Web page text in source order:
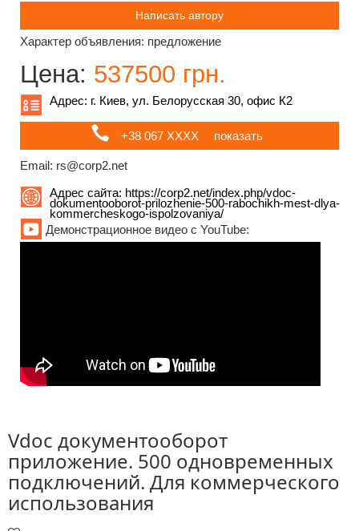
Написать автору
Характер объявления: предложение
Цена: 537500 грн.
Адрес: г. Киев, ул. Белорусская 30, офис К2
+38 067 ХХХХ показать
Email: rs@corp2.net
Адрес сайта: https://corp2.net/index.php/vdoc-
dokumentooborot-prilozhenie-500-rabochikh-mest-dlya-
kommercheskogo-ispolzovaniya/
Демонстрационное видео с YouTube:
Vdoc документооборот
приложение. 500 одновременных
подключений. Для коммерческого
использования